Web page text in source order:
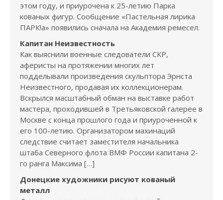
этом году, и приурочена к 25-летию Парка
кованых фигур. Сообщение «Пастельная лирика
ПАРК!а» появились сначала на Академия ремесел.
Капитан Неизвестность
Как выяснили военные следователи СКР,
аферисты на протяжении многих лет
подделывали произведения скульптора Эрнста
Неизвестного, продавая их коллекционерам.
Вскрылся масштабный обман на выставке работ
мастера, проходившей в Третьяковской галерее в
Москве с конца прошлого года и приуроченной к
его 100-летию. Организатором махинаций
следствие считает заместителя начальника
штаба Северного флота ВМФ России капитана 2-
го ранга Максима […]
Донецкие художники рисуют кованый
металл